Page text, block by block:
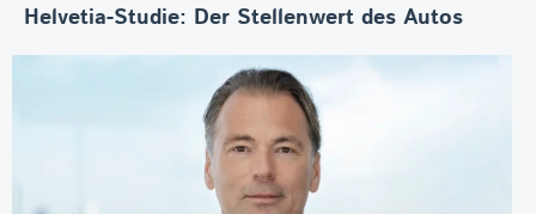
Helvetia-Studie: Der Stellenwert des Autos